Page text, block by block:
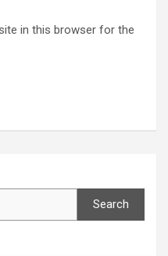
in this browser for the
Search